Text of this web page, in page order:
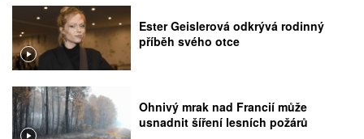
Ester Geislerová odkrývá rodinný
příběh svého otce
Ohnivý mrak nad Francií může
usnadnit šíření lesních požárů